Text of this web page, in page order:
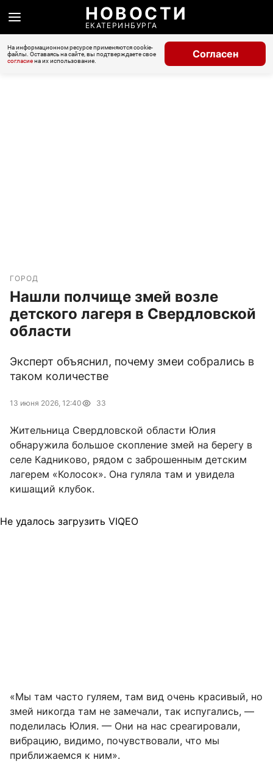
НОВОСТИ
ЕКАТЕРИНБУРГА
На информационном ресурсе применяются cookie-
файлы. Оставаясь на сайте, вы подтверждаете свое
согласиена их использование.
Согласен
ГОРОД
Нашли полчище змей возле
детского лагеря в Свердловской
области
Эксперт объяснил, почему змеи собрались в
таком количестве
13 июня 2026, 12:40 33
Жительница Свердловской области Юлия
обнаружила большое скопление змей на берегу в
селе Кадниково, рядом с заброшенным детским
лагерем «Колосок». Она гуляла там и увидела
кишащий клубок.
Не удалось загрузить VIQEO
«Мы там часто гуляем, там вид очень красивый, но
змей никогда там не замечали, так испугались, —
поделилась Юлия. — Они на нас среагировали,
вибрацию, видимо, почувствовали, что мы
приближаемся к ним».